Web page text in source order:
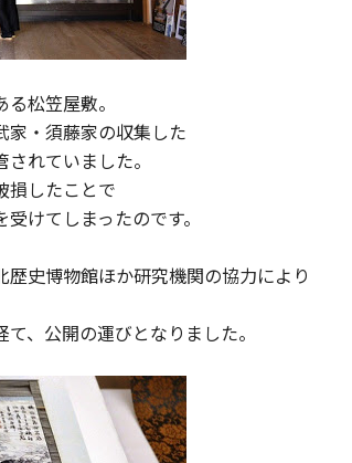
松笠屋敷。
家・須藤家の収集した
れていました。
損したことで
けてしまったのです。
歴史博物館ほか研究機関の協力により
、公開の運びとなりました。